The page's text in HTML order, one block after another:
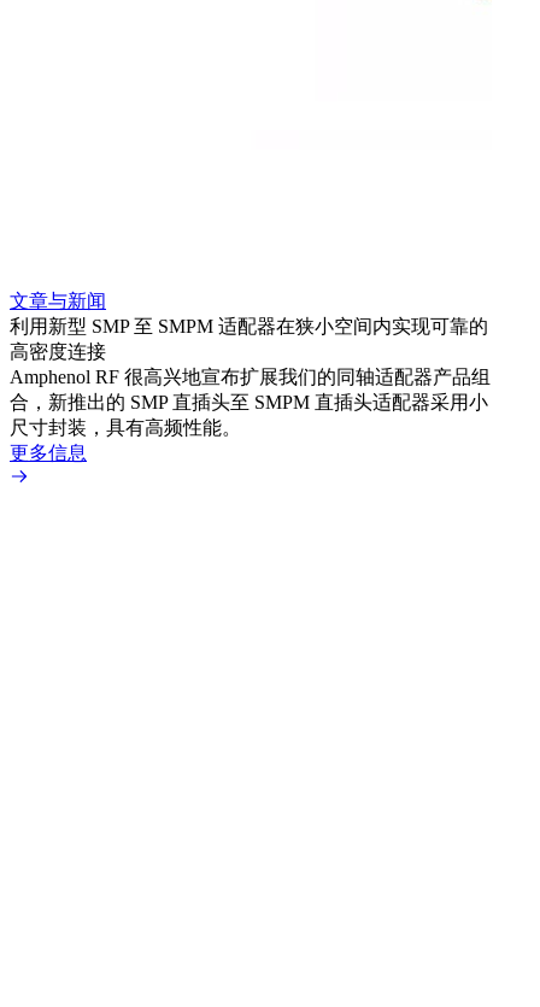
文章与新闻
利用新型 SMP 至 SMPM 适配器在狭小空间内实现可靠的
高密度连接
Amphenol RF 很高兴地宣布扩展我们的同轴适配器产品组
合，新推出的 SMP 直插头至 SMPM 直插头适配器采用小
尺寸封装，具有高频性能。
更多信息